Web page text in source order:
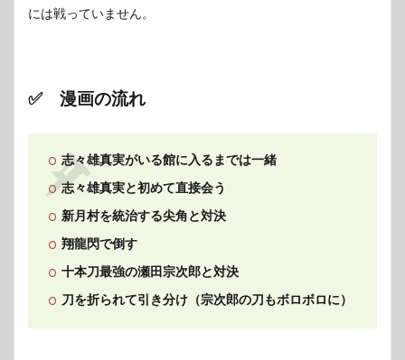
には戦っていません。
✅ 漫画の流れ
志々雄真実がいる館に入るまでは一緒
志々雄真実と初めて直接会う
新月村を統治する尖角と対決
翔龍閃で倒す
十本刀最強の瀬田宗次郎と対決
刀を折られて引き分け（宗次郎の刀もボロボロに）